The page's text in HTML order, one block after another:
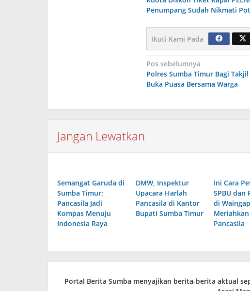
Penumpang Sudah Nikmati
Ikuti Kami Pada
Navigasi
pos
Pos sebelumnya
Polres Sumba Timur Bagi Takjil
Buka Puasa Bersama Warga
Jangan Lewatkan
Semangat Garuda di
Sumba Timur:
Pancasila Jadi
Kompas Menuju
Indonesia Raya
DMW, Inspektur
Upacara Harlah
Pancasila di Kantor
Bupati Sumba Timur
Ini Cara
SPBU dan
di
Pancasila
Portal Berita Sumba menyajikan berita-berita aktual